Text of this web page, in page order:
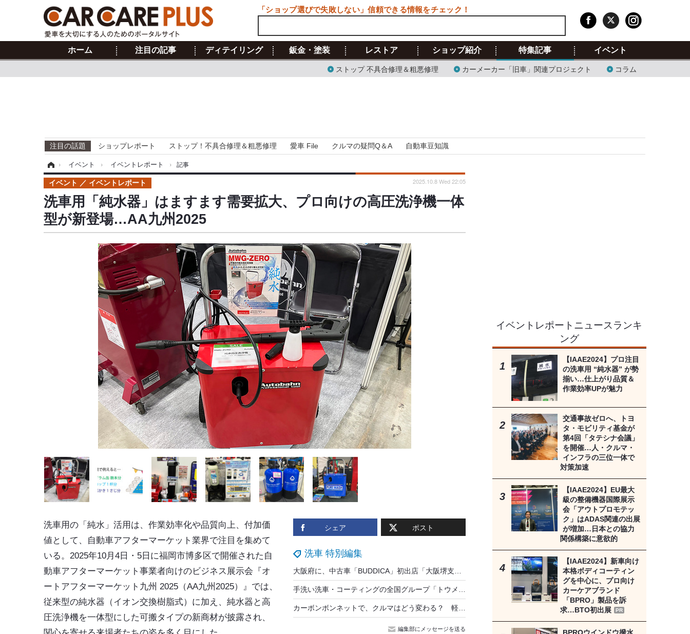
ホーム 注目の記事 ディテイリング 鈑金・塗装 レストア ショップ紹介 特集記事
ストップ 不具合修理＆粗悪修理 カーメーカー「旧車」関連プロジェクト コラム
イベント
注目の話題 ショップレポート ストップ！不具合修理＆粗悪修理 愛車 File クルマの疑問Q＆A 自動車豆知識
› イベント › イベントレポート › 記事
洗車用「純水器」はますます需要拡大、プロ向けの高圧洗浄機一体
型が新登場…AA九州2025
イベント イベントレポート 2025.10.8 Wed 22:05
シェア ポスト
洗車 特別編集
カーボンボンネットで、クルマはどう変わる？ 軽量化だけではない「メリット」と「落とし穴」
編集部にメッセージを送る
洗車用の「純水」活用は、作業効率化や品質向上、付加価
値として、自動車アフターマーケット業界で注目を集めて
いる。2025年10月4日・5日に福岡市博多区で開催された自
動車アフターマーケット事業者向けのビジネス展示会『オ
ートアフターマーケット九州 2025 （AA九州2025）』では、
従来型の純水器 （イオン交換樹脂式）に加え、純水器と高
圧洗浄機を一体型にした可搬タイプの新商材が披露され、
イベントレポートニュースランキ
ング
【IAAE2024】プロ注目
の洗車用 “純水器” が勢
揃い…仕上がり品質＆
作業効率UPが魅力
交通事故ゼロへ、トヨ
タ・モビリティ基金が
第4回「タテシナ会議」
を開催…人・クルマ・
インフラの三位一体で
対策加速
【IAAE2024】EU最大
級の整備機器国際展示
会「アウトプロモテッ
ク」はADAS関連の出展
が増加…日本との協力
関係構築に意欲的
【IAAE2024】新車向け
本格ボディコーティン
グを中心に、プロ向け
カーケアブランド
「BPRO」製品を訴
求…BTO初出展
PR
「ショップ選びで失敗しない」信頼できる情報をチェック！